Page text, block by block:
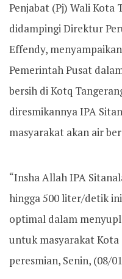
Penjabat (Pj) Wali Kota
didampingi Direktur
Effendy,
Pemerintah Pusat
bersih di Kotq
diresmikannya IPA
masyarakat akan air
“Insha Allah IPA
hingga 500 liter/detik
optimal dalam
untuk masyarakat Kota
peresmian, Senin, (08/